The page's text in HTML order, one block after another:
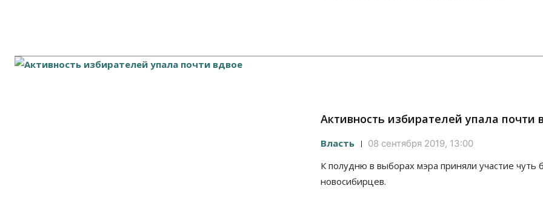
Активность избирателей упала почти
Власть 08 сентября 2019, 13:00
К полудню в выборах мэра приняли участие чуть
новосибирцев.